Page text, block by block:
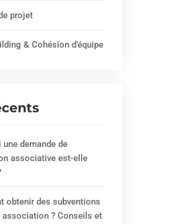
projet
& Cohésion d’équipe
une demande de
associative est-elle
obtenir des subventions
association ? Conseils et